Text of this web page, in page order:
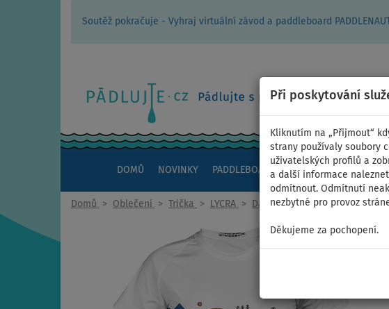
Soutěž pokračuje - Vyhraj virtuální závod a paddleboard
Při poskytování
Kliknutím na „Přijmout“
strany používaly soubory
uživatelských profilů a
a další informace
odmítnout. Odmítnutí
nezbytné pro provoz
Děkujeme za pochopení.
DOMŮ NOVINKY PADDLEBOARDY KAJAKY ČLUNY A
Domů > Oblečení > Trička > LYCRA > Dámská